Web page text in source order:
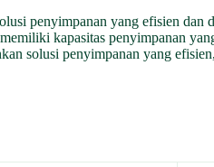
penyimpanan yang efisien
kapasitas penyimpanan
solusi penyimpanan yang